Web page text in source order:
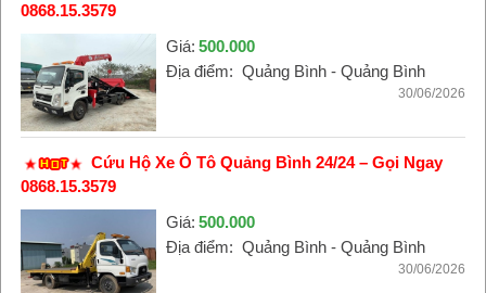
0868.15.3579
Giá: 500.000
Địa điểm: Quảng Bình - Quảng Bình
30/06/2026
Cứu Hộ Xe Ô Tô Quảng Bình 24/24 – Gọi Ngay
0868.15.3579
Giá: 500.000
Địa điểm: Quảng Bình - Quảng Bình
30/06/2026